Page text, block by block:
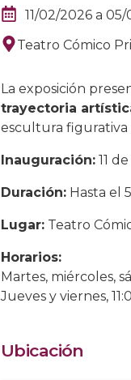
11/02/2026 a 05/
Teatro Cómico
La exposición
trayectoria
escultura figurativa
Inauguración: 11
Duración: Hasta el
Lugar: Teatro
Horarios:
Martes, miércoles,
Jueves y viernes,
Ubicación